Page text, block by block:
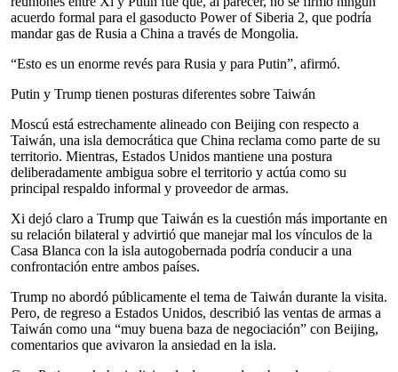
acuerdo formal para el gasoducto Power of Siberia 2, que podría
mandar gas de Rusia a China a través de Mongolia.
“Esto es un enorme revés para Rusia y para Putin”, afirmó.
Putin y Trump tienen posturas diferentes sobre Taiwán
Moscú está estrechamente alineado con Beijing con respecto a
Taiwán, una isla democrática que China reclama como parte de su
territorio. Mientras, Estados Unidos mantiene una postura
deliberadamente ambigua sobre el territorio y actúa como su
principal respaldo informal y proveedor de armas.
Xi dejó claro a Trump que Taiwán es la cuestión más importante en
su relación bilateral y advirtió que manejar mal los vínculos de la
Casa Blanca con la isla autogobernada podría conducir a una
confrontación entre ambos países.
Trump no abordó públicamente el tema de Taiwán durante la visita.
Pero, de regreso a Estados Unidos, describió las ventas de armas a
Taiwán como una “muy buena baza de negociación” con Beijing,
comentarios que avivaron la ansiedad en la isla.